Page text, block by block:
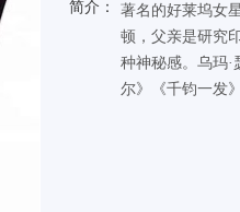
简介：
著名的好莱坞女
顿，父亲是研究
种神秘感。乌玛
尔》《千钧一发